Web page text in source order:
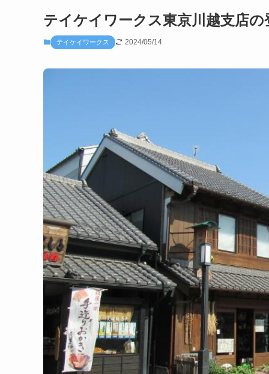
テイケイワークス東京川越支店
テイケイワークス 2024/05/14